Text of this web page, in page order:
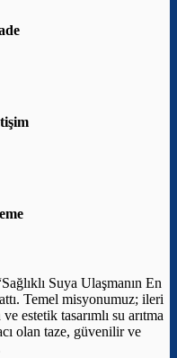
Suya Ulaşmanın En
Temel misyonumuz; ileri
estetik tasarımlı su arıtma
olan taze, güvenilir ve